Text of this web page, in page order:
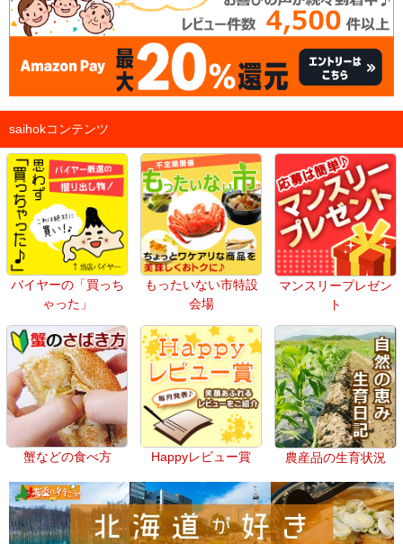
saihokコンテンツ
バイヤーの「買っち
ゃった」
もったいない市特設
会場
マンスリープレゼン
ト
蟹などの食べ方 Happyレビュー賞 農産品の生育状況